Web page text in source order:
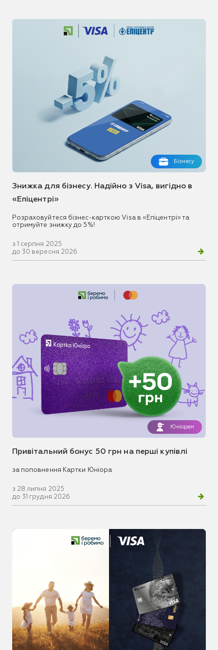
Бізнесу
Знижка для бізнесу. Надійно з Visa, вигідно в
«Епіцентрі»
Розраховуйтеся бізнес-карткою Visa в «Епіцентрі» та
отримуйте знижку до 5%!
з 1 серпня 2025
до 30 вересня 2026
Юніорам
Привітальний бонус 50 грн на перші купівлі
за поповнення Картки Юніора
з 28 липня 2025
до 31 грудня 2026